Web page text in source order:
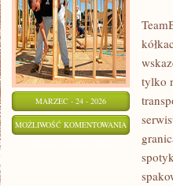
MARZEC - 24 - 2026
MOŻLIWOŚĆ KOMENTOWANIA TECHNIKA
SERWIS
tylko